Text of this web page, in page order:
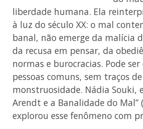
liberdade humana. Ela
à luz do século XX: o mal
banal, não emerge da malícia
da recusa em pensar, da
normas e burocracias. Pode
pessoas comuns, sem traços de
monstruosidade. Nádia Souki,
Arendt e a Banalidade do Mal”
explorou esse fenômeno com